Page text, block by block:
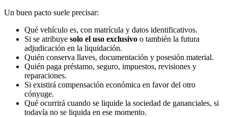
Un buen pacto suele precisar:
Qué vehículo es, con matrícula y datos identificativos.
Si se atribuye solo el uso exclusivo o también la futura
adjudicación en la liquidación.
Quién conserva llaves, documentación y posesión material.
Quién paga préstamo, seguro, impuestos, revisiones y
reparaciones.
Si existirá compensación económica en favor del otro
cónyuge.
Qué ocurrirá cuando se liquide la sociedad de gananciales, si
todavía no se liquida en ese momento.